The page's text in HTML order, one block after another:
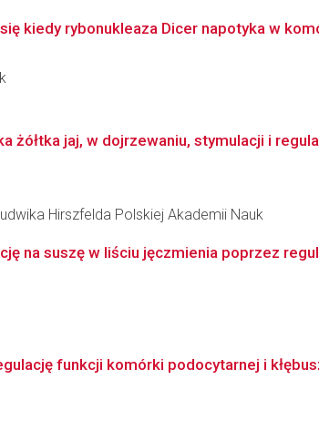
kiedy rybonukleaza Dicer napotyka w
żółtka jaj, w dojrzewaniu, stymulacji i
Hirszfelda Polskiej Akademii Nauk
na suszę w liściu jęczmienia poprzez
funkcji komórki podocytarnej i